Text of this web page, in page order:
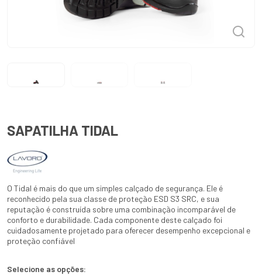
SAPATILHA TIDAL
O Tidal é mais do que um simples calçado de segurança. Ele é
reconhecido pela sua classe de proteção ESD S3 SRC, e sua
reputação é construída sobre uma combinação incomparável de
conforto e durabilidade. Cada componente deste calçado foi
cuidadosamente projetado para oferecer desempenho excepcional e
proteção confiável
Selecione as opções: